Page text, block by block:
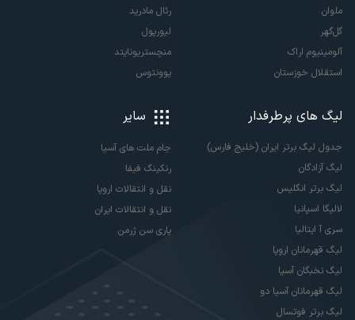
ملوان
گل‌گهر
آلومینیوم اراک
استقلال خوزستان
رئال مادرید
لیورپول
منچستریونایتد
یوونتوس
لیگ های پرطرفدار
جدول لیگ برتر ایران (خلیج فارس)
لیگ آزادگان
لیگ برتر انگلیس
لالیگا اسپانیا
سری آ ایتالیا
لیگ قهرمانان اروپا
لیگ نخبگان آسیا
لیگ قهرمانان آسیا دو
لیگ برتر فوتسال
سایر
جام ملت های آسیا
رنکینگ فیفا
نقل و انتقالات اروپا
نقل و انتقالات ایران
پاری سن ژرمن